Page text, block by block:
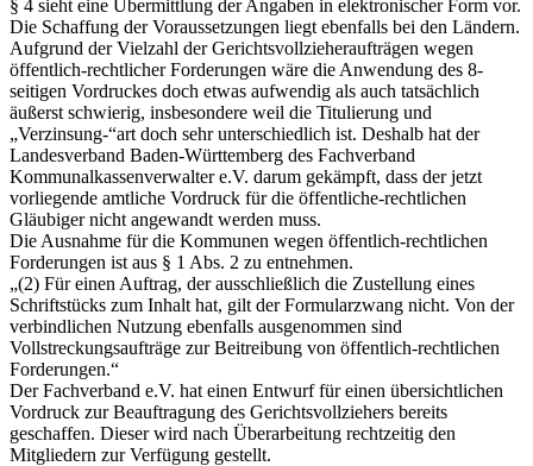
§ 4 sieht eine Übermittlung der Angaben in elektronischer Form vor.
Die Schaffung der Voraussetzungen liegt ebenfalls bei den Ländern.
Aufgrund der Vielzahl der Gerichtsvollzieheraufträgen wegen
öffentlich-rechtlicher Forderungen wäre die Anwendung des 8-
seitigen Vordruckes doch etwas aufwendig als auch tatsächlich
äußerst schwierig, insbesondere weil die Titulierung und
„Verzinsung-“art doch sehr unterschiedlich ist. Deshalb hat der
Landesverband Baden-Württemberg des Fachverband
Kommunalkassenverwalter e.V. darum gekämpft, dass der jetzt
vorliegende amtliche Vordruck für die öffentliche-rechtlichen
Gläubiger nicht angewandt werden muss.
Die Ausnahme für die Kommunen wegen öffentlich-rechtlichen
Forderungen ist aus § 1 Abs. 2 zu entnehmen.
„(2) Für einen Auftrag, der ausschließlich die Zustellung eines
Schriftstücks zum Inhalt hat, gilt der Formularzwang nicht. Von der
verbindlichen Nutzung ebenfalls ausgenommen sind
Vollstreckungsaufträge zur Beitreibung von öffentlich-rechtlichen
Forderungen.“
Der Fachverband e.V. hat einen Entwurf für einen übersichtlichen
Vordruck zur Beauftragung des Gerichtsvollziehers bereits
geschaffen. Dieser wird nach Überarbeitung rechtzeitig den
Mitgliedern zur Verfügung gestellt.